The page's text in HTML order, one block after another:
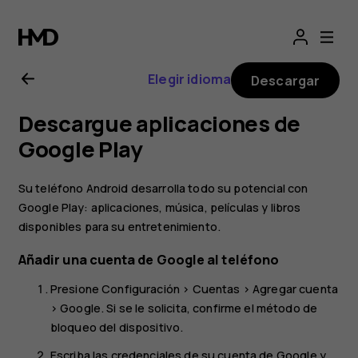
Manual
del
usuario
de
Nokia
6.2
Elegir idioma Descargar
Descargue aplicaciones de
Google Play
Su teléfono Android desarrolla todo su potencial con
Google Play: aplicaciones, música, películas y libros
disponibles para su entretenimiento.
Añadir una cuenta de Google al teléfono
PresioneConfiguración > Cuentas > Agregar cuenta
>Google. Si se le solicita, confirme el método de
bloqueo del dispositivo.